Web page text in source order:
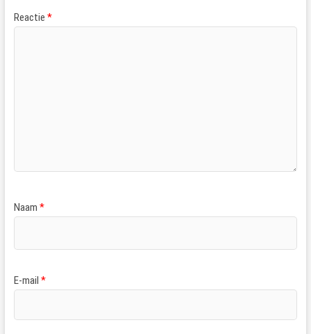
Reactie *
Naam *
E-mail *